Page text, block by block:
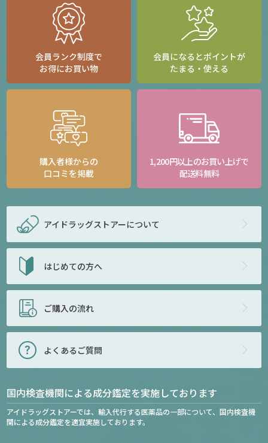
会員ランク制度で
お得にお買い物
会員になるとポイントが
たまる・使える
購入者様からの
口コミを掲載
1,200円以上のお買い上げで
配送料無料
アイドラッグストアーについて
はじめての方へ
ご購入の流れ
よくあるご質問
国内検査機関による成分鑑定を実施しております
アイドラッグストアーでは、輸入代行する医薬品の一部について、国内検査機
関による成分鑑定を適宜実施しております。